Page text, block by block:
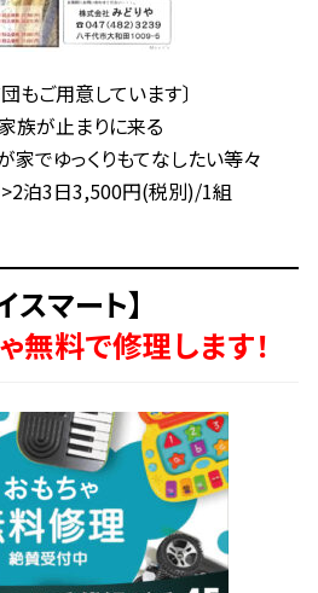
もご用意しています〕
族が止まりに来る
家でゆっくりもてなしたい等々
>2泊3日3,500円(税別)/1組
スマート】
無料で修理します！